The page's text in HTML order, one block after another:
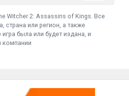
Witcher 2: Assassins of Kings. Все
страна или регион, а также
была или будет издана, и
компании